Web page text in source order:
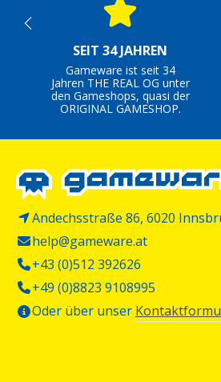
SEIT 34 JAHREN
Gameware ist seit 34
Jahren THE REAL OG unter
den Gameshops, quasi der
ORIGINAL GAMESHOP.
Andechsstraße 86, 6020
help@gameware.at
+43 (0)512 392626
+49 (0)8823 9108995
Oder über unser